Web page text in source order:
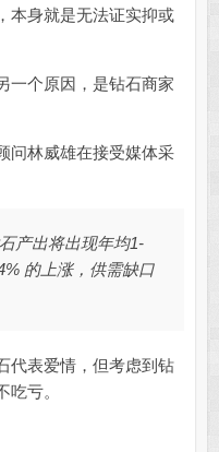
本身就是无法证实抑或
个原因，是钻石商家
林威雄在接受媒体采
产出将出现年均1-
的上涨，供需缺口
表爱情，但考虑到钻
亏。